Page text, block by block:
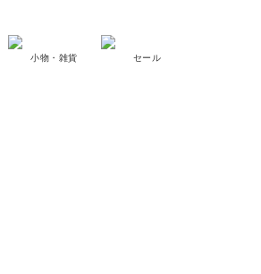
小物・雑貨 セール